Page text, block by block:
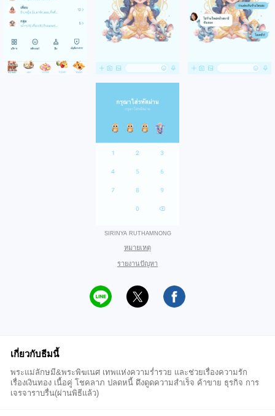
SIRINYA RUTHAMNONG
หมายเหตุ
รายงานปัญหา
เกี่ยวกับธีมนี้
พระแม่ลักษมี&พระพิฆเนศ เทพแห่งความร่ำรวย และช่วยเรื่องความรัก
เรื่องเงินทอง เนื้อคู่ โชคลาภ ปลดหนี้ ดึงดูดความสำเร็จ ค้าขาย ธุรกิจ การ
เจรจาราบรื่น(ผ่านพิธีแล้ว)